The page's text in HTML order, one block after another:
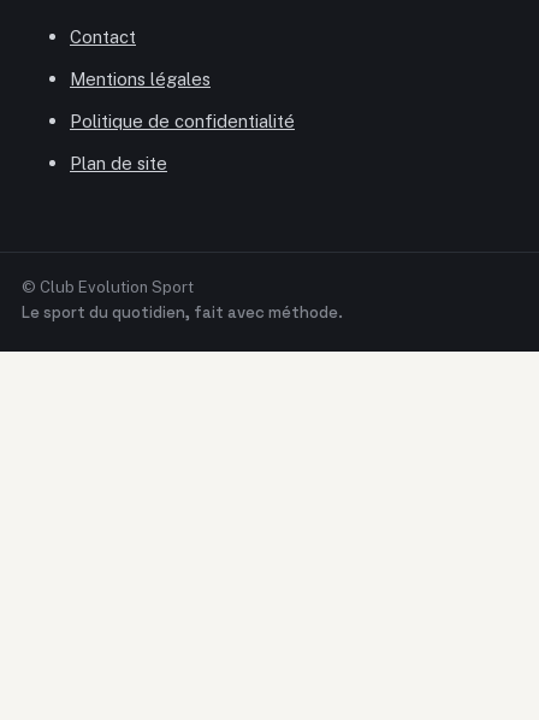
Contact
Mentions légales
Politique de confidentialité
Plan de site
© Club Evolution Sport
Le sport du quotidien, fait avec méthode.